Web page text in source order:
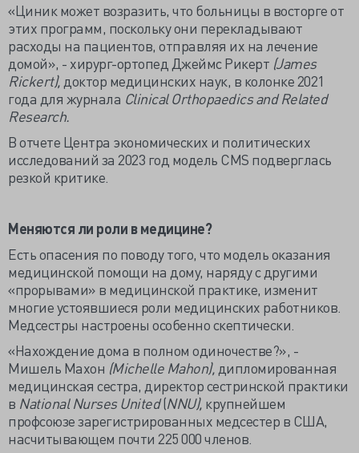
«Циник может возразить, что больницы в восторге от
этих программ, поскольку они перекладывают
расходы на пациентов, отправляя их на лечение
домой», - хирург-ортопед Джеймс Рикерт (James
Rickert), доктор медицинских наук, в колонке 2021
года для журнала Clinical Orthopaedics and Related
Research.
В отчете Центра экономических и политических
исследований за 2023 год модель CMS подверглась
резкой критике.
Меняются ли роли в медицине?
Есть опасения по поводу того, что модель оказания
медицинской помощи на дому, наряду с другими
«прорывами» в медицинской практике, изменит
многие устоявшиеся роли медицинских работников.
Медсестры настроены особенно скептически.
«Нахождение дома в полном одиночестве?», -
Мишель Махон (Michelle Mahon), дипломированная
медицинская сестра, директор сестринской практики
в National Nurses United(NNU), крупнейшем
профсоюзе зарегистрированных медсестер в США,
насчитывающем почти 225 000 членов.